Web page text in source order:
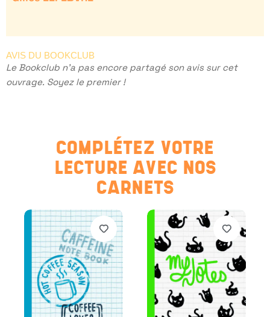
AVIS DU BOOKCLUB
Le Bookclub n'a pas encore partagé son avis sur cet
ouvrage. Soyez le premier !
COMPLÉTEZ VOTRE
LECTURE AVEC NOS
CARNETS